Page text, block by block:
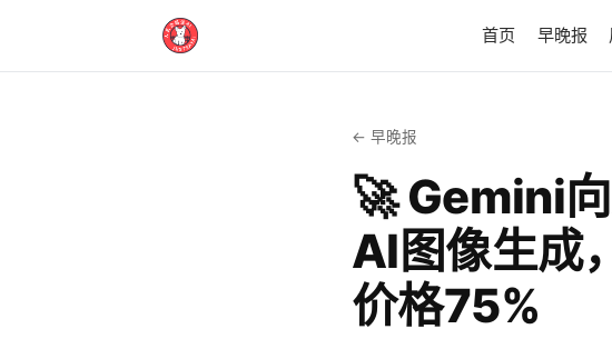
首页 早晚报
← 早晚报
🚀 Gemini
AI图像生成
价格75%